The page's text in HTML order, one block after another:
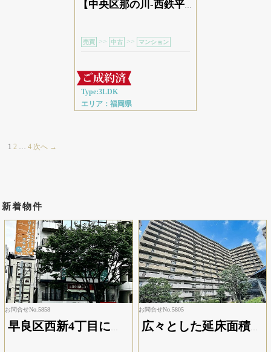
【中央区那の川-西鉄平尾駅徒歩4分】サニーハイム平尾
売買 >> 中古 >> マンション
Type:3LDK
エリア：福岡県
1 2 … 4 次へ →
新着物件
お問合せNo.5858
早良区西新4丁目に位置するビルのテナント区画です。地下鉄「西新」駅を最寄りとし、周辺には銀行や郵便局、スーパーや飲食店などの施設が揃っているため、従業員の方にとっても働きやすい環境が整っています。一般的な事務所・オフィスとしての利用のほか、営業所や作業所など、幅広い用途でご検討いただける物件です。現在は歯科医院として賃貸中です。
お問合せNo.5805
広々とした延床面積５８．７２㎡の居室空間、更に部屋をスッキリみせられるクローゼット付なので、服をまとめて収納できて部屋すっきり。また無駄のない造りのシステムキッチンで、その上夕食を作りながら翌日のお弁当も作れるコンロ３口以上の仕様なので、進行ペースがスピードアップ。ちなみに不審者の侵入に目を光らせる防犯カメラ完備です。家族が帰宅を焦がれる２ＬＤＫ。